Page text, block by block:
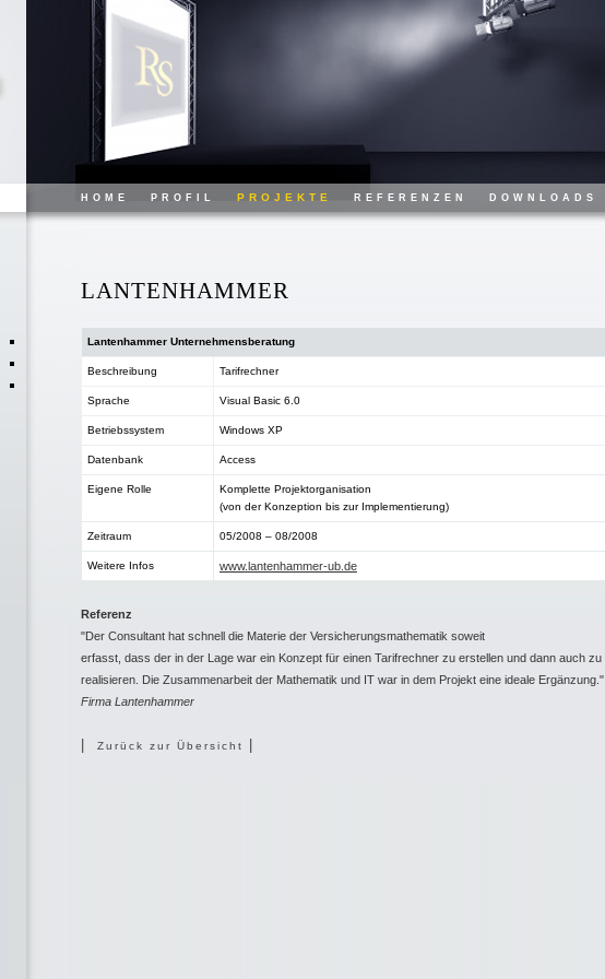
HOME PROFIL PROJEKTE REFERENZEN DOWNLOADS
LANTENHAMMER
Lantenhammer Unternehmensberatung
Beschreibung Tarifrechner
Sprache Visual Basic 6.0
Betriebssystem Windows XP
Datenbank Access
Eigene Rolle
Komplette Projektorganisation
(von der Konzeption bis zur Implementierung)
Zeitraum 05/2008 – 08/2008
Weitere Infos www.lantenhammer-ub.de
Referenz
"Der Consultant hat schnell die Materie der Versicherungsmathematik soweit
erfasst, dass der in der Lage war ein Konzept für einen Tarifrechner zu erstellen und dann auch zu
realisieren. Die Zusammenarbeit der Mathematik und IT war in dem Projekt eine ideale Ergänzung."
Firma Lantenhammer
Zurück zur Übersicht